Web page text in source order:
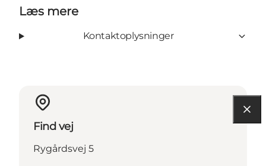
Læs mere
Kontaktoplysninger
Find vej
Rygårdsvej 5